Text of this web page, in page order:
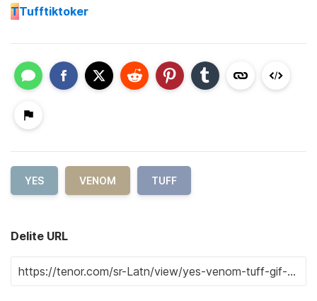
TTufftiktoker
YES VENOM TUFF
Delite URL